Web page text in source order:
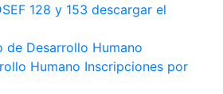
128 y 153 descargar el
de Desarrollo Humano
Humano Inscripciones por